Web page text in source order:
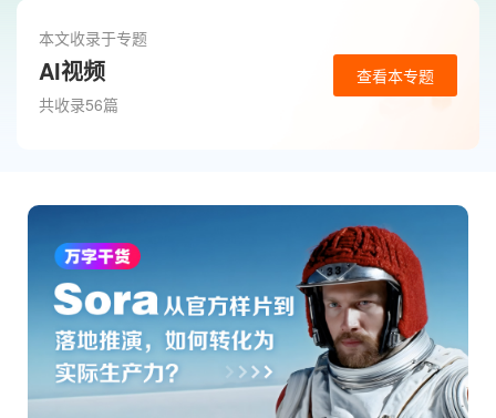
本文收录于专题
AI视频
共收录56篇
查看本专题